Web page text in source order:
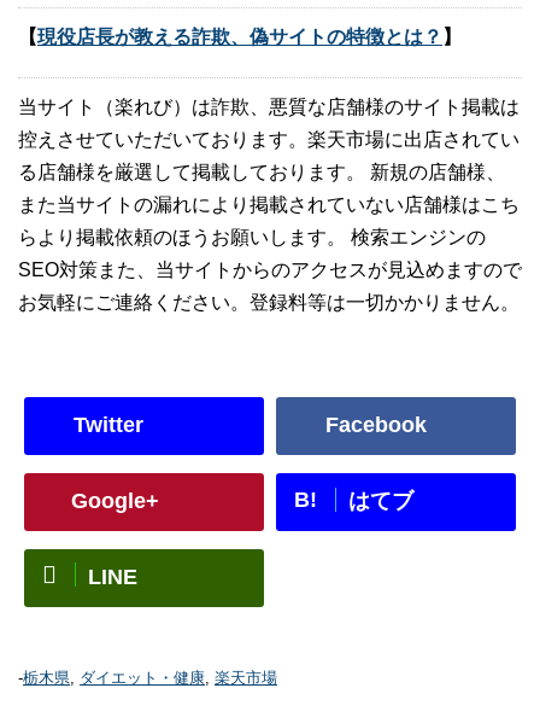
【現役店長が教える詐欺、偽サイトの特徴とは？ 】
当サイト（楽れび）は詐欺、悪質な店舗様のサイト掲載は
控えさせていただいております。楽天市場に出店されてい
る店舗様を厳選して掲載しております。 新規の店舗様、
また当サイトの漏れにより掲載されていない店舗様はこち
らより掲載依頼のほうお願いします。 検索エンジンの
SEO対策また、当サイトからのアクセスが見込めますので
お気軽にご連絡ください。登録料等は一切かかりません。
Twitter Facebook
Google+ B! はてブ
LINE
-栃木県, ダイエット・健康, 楽天市場